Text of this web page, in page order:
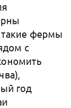
фермы
с
год